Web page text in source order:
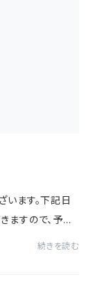
います。下記日
ますので、予め
続きを読む